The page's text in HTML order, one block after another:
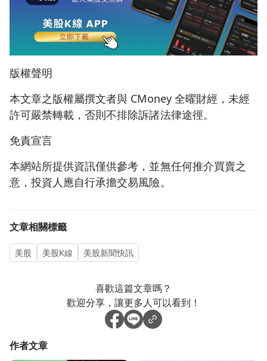
版權聲明
本文章之版權屬撰文者與 CMoney 全曜財經，未經
許可嚴禁轉載，否則不排除訴諸法律途徑。
免責宣言
本網站所提供資訊僅供參考，並無任何推介買賣之
意，投資人應自行承擔交易風險。
文章相關標籤
美股 美股K線 美股新聞快訊
喜歡這篇文章嗎？
歡迎分享，讓更多人可以看到！
作者文章